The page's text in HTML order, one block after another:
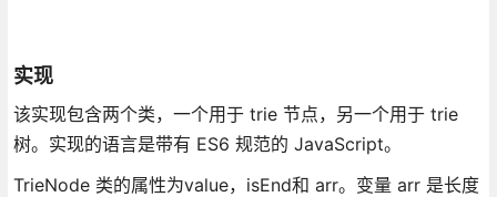
实现
该实现包含两个类，一个用于 trie 节点，另一个用于 trie
树。实现的语言是带有 ES6 规范的 JavaScript。
TrieNode 类的属性为value，isEnd和 arr。变量 arr 是长度